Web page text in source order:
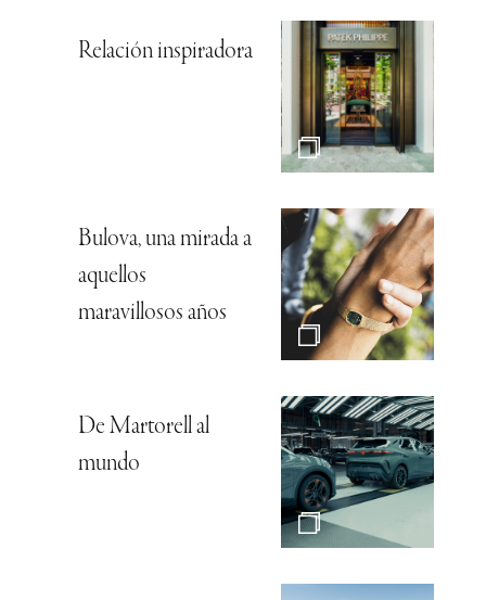
Relación inspiradora
Bulova, una mirada a
aquellos
maravillosos años
De Martorell al
mundo